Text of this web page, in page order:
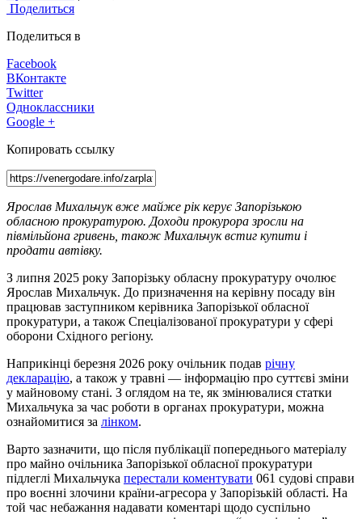
Поделиться
Поделиться в
Facebook
ВКонтакте
Twitter
Одноклассники
Google +
Копировать ссылку
Ярослав Михальчук вже майже рік керує Запорізькою
обласною прокуратурою. Доходи прокурора зросли на
півмільйона гривень, також Михальчук встиг купити і
продати автівку.
З липня 2025 року Запорізьку обласну прокуратуру очолює
Ярослав Михальчук. До призначення на керівну посаду він
працював заступником керівника Запорізької обласної
прокуратури, а також Спеціалізованої прокуратури у сфері
оборони Східного регіону.
Наприкінці березня 2026 року очільник подав річну
декларацію, а також у травні — інформацію про суттєві зміни
у майновому стані. З оглядом на те, як змінювалися статки
Михальчука за час роботи в органах прокуратури, можна
ознайомитися за лінком.
Варто зазначити, що після публікації попереднього матеріалу
про майно очільника Запорізької обласної прокуратури
підлеглі Михальчука перестали коментувати 061 судові справи
про воєнні злочини країни-агресора у Запорізькій області. На
той час небажання надавати коментарі щодо суспільно